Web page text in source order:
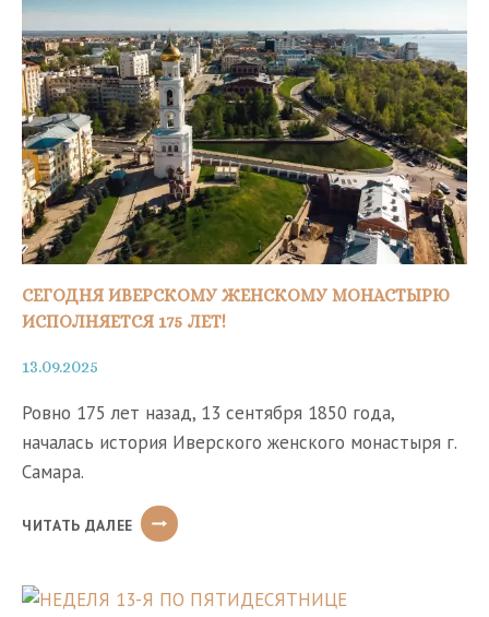
СЕГОДНЯ ИВЕРСКОМУ ЖЕНСКОМУ МОНАСТЫРЮ
ИСПОЛНЯЕТСЯ 175 ЛЕТ!
13.09.2025
Ровно 175 лет назад, 13 сентября 1850 года,
началась история Иверского женского монастыря г.
Самара.
ЧИТАТЬ ДАЛЕЕ
СЕГОДНЯ
ИВЕРСКОМУ
ИСПОЛНЯЕТСЯ